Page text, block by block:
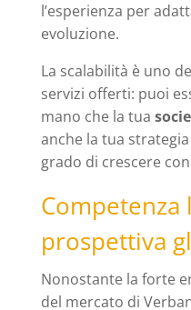
l’esperienza per
evoluzione.
La scalabilità è uno
servizi offerti: puoi
mano che la tua
anche la tua
grado di crescere
Competenza
prospettiva
Nonostante la forte
del mercato di